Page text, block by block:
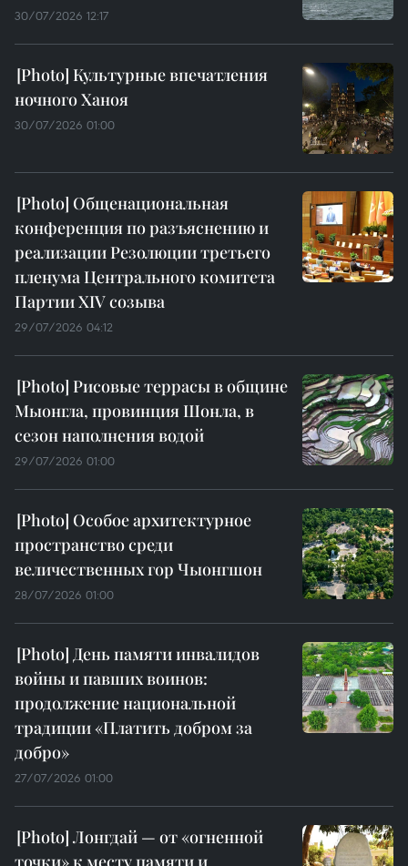
30/07/2026 12:17
Культурные впечатления
ночного Ханоя
30/07/2026 01:00
Общенациональная
конференция по разъяснению и
реализации Резолюции третьего
пленума Центрального комитета
Партии XIV созыва
29/07/2026 04:12
Рисовые террасы в общине
Мыонгла, провинция Шонла, в
сезон наполнения водой
29/07/2026 01:00
Особое архитектурное
пространство среди
величественных гор Чыонгшон
28/07/2026 01:00
День памяти инвалидов
войны и павших воинов:
продолжение национальной
традиции «Платить добром за
добро»
27/07/2026 01:00
Лонгдай — от «огненной
точки» к месту памяти и